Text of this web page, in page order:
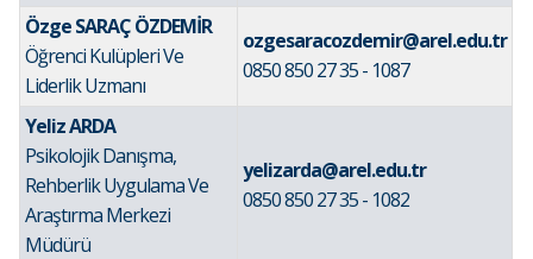
Özge SARAÇ ÖZDEMİR
Öğrenci Kulüpleri Ve
Liderlik Uzmanı
ozgesaracozdemir@arel.edu.tr
0850 850 27 35 - 1087
Yeliz ARDA
Psikolojik Danışma,
Rehberlik Uygulama Ve
Araştırma Merkezi
Müdürü
yelizarda@arel.edu.tr
0850 850 27 35 - 1082